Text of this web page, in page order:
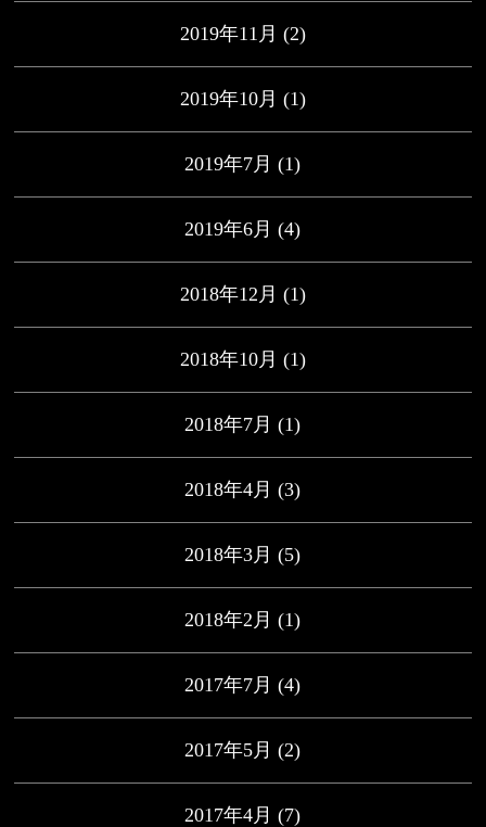
2019年11月 (2)
2019年10月 (1)
2019年7月 (1)
2019年6月 (4)
2018年12月 (1)
2018年10月 (1)
2018年7月 (1)
2018年4月 (3)
2018年3月 (5)
2018年2月 (1)
2017年7月 (4)
2017年5月 (2)
2017年4月 (7)